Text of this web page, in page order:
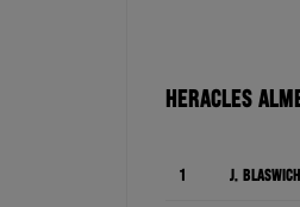
HERACLES
1 J. Blaswich